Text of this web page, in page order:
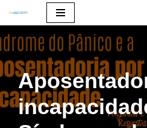
Pular
para
o
conteúdo